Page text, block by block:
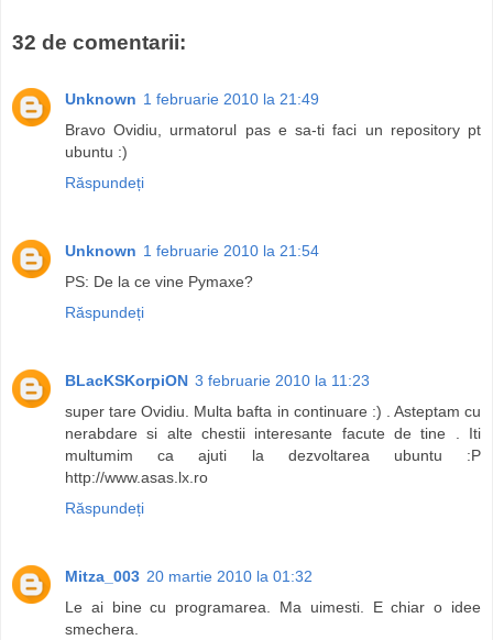
32 de comentarii:
Unknown 1 februarie 2010 la 21:49
Bravo Ovidiu, urmatorul pas e sa-ti faci un repository pt
ubuntu :)
Răspundeți
Unknown 1 februarie 2010 la 21:54
PS: De la ce vine Pymaxe?
Răspundeți
BLacKSKorpiON 3 februarie 2010 la 11:23
super tare Ovidiu. Multa bafta in continuare :) . Asteptam cu
nerabdare si alte chestii interesante facute de tine . Iti
multumim ca ajuti la dezvoltarea ubuntu :P
http://www.asas.lx.ro
Răspundeți
Mitza_003 20 martie 2010 la 01:32
Le ai bine cu programarea. Ma uimesti. E chiar o idee
smechera.